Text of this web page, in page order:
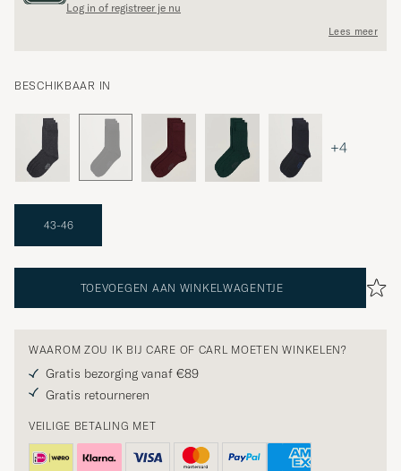
Log in of registreer je nu
Lees meer
BESCHIKBAAR IN
+4
43-46
TOEVOEGEN AAN WINKELWAGENTJE
WAAROM ZOU IK BIJ CARE OF CARL MOETEN WINKELEN?
Gratis bezorging vanaf €89
Gratis retourneren
VEILIGE BETALING MET